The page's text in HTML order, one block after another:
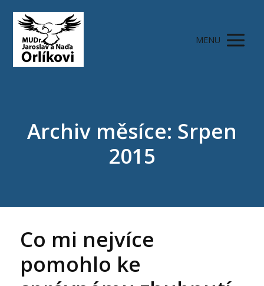
MENU
Archiv měsíce: Srpen
2015
Co mi nejvíce
pomohlo ke